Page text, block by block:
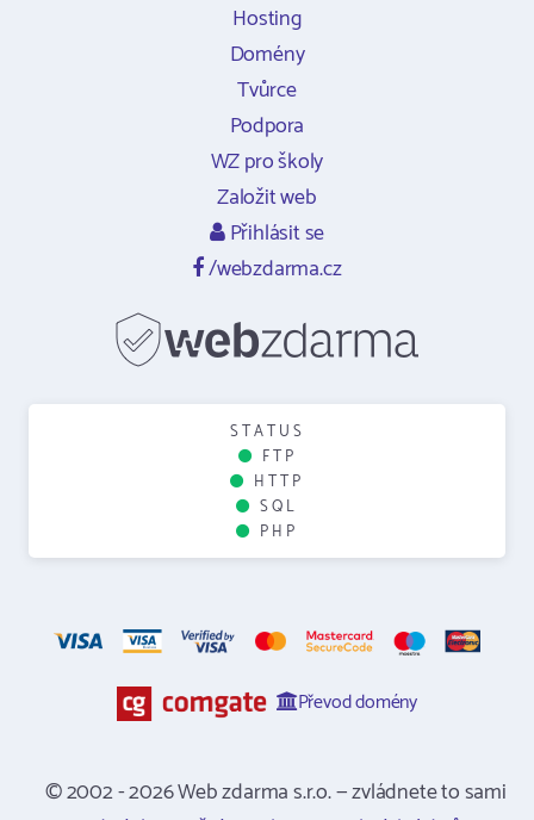
Hosting
Domény
Tvůrce
Podpora
WZ pro školy
Založit web
Přihlásit se
/webzdarma.cz
STATUS
FTP
HTTP
SQL
PHP
Převod domény
© 2002 - 2026 Web zdarma s.r.o. — zvládnete to sami